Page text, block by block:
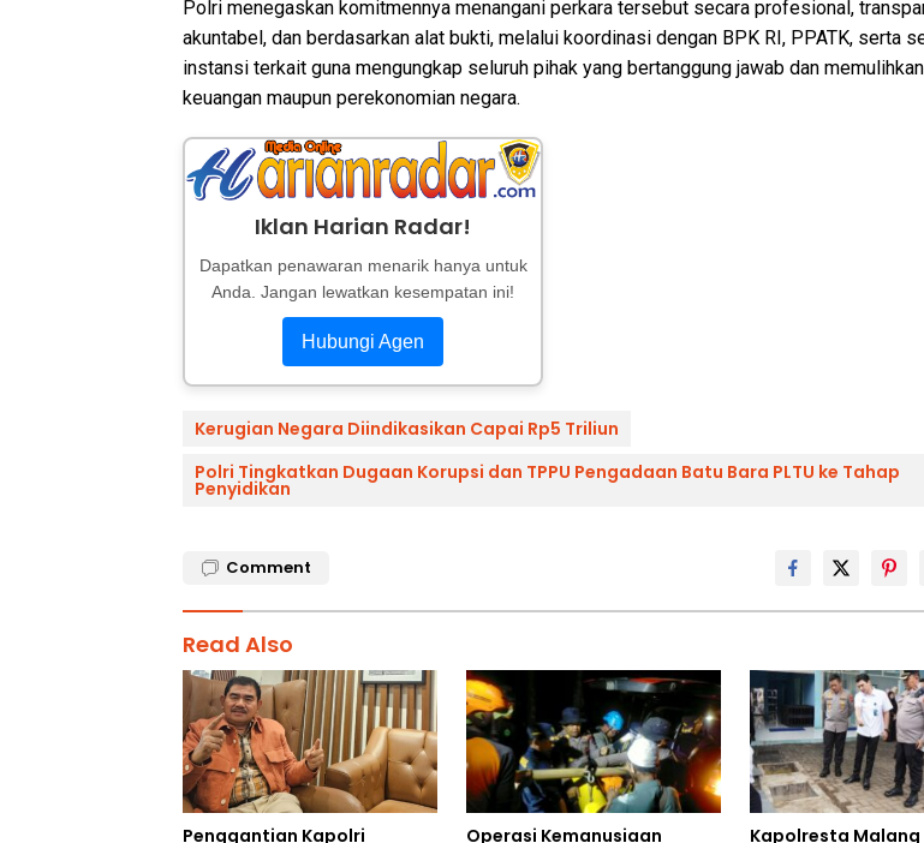
Polri menegaskan komitmennya menangani perkara tersebut secara profesional,
akuntabel, dan berdasarkan alat bukti, melalui koordinasi dengan BPK RI, PPATK, serta
instansi terkait guna mengungkap seluruh pihak yang bertanggung jawab dan
keuangan maupun perekonomian negara.
Iklan Harian Radar!
Dapatkan penawaran menarik hanya untuk
Anda. Jangan lewatkan kesempatan ini!
Hubungi Agen
Kerugian Negara Diindikasikan Capai Rp5 Triliun
Polri Tingkatkan Dugaan Korupsi dan TPPU Pengadaan Batu Bara PLTU ke Tahap
Penyidikan
Comment
Read Also
Penggantian Kapolri Operasi Kemanusiaan Kapolresta Malang